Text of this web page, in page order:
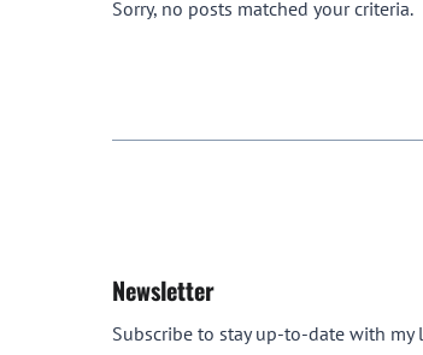
Sorry, no posts matched your criteria.
Newsletter
Subscribe to stay up-to-date with